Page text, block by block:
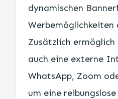
dynamischen
Werbemöglichkeiten
Zusätzlich
auch eine externe
WhatsApp, Zoom
um eine